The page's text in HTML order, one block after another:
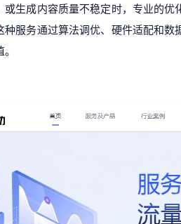
或生成内容质量不稳定时，专业的
种服务通过算法调优、硬件适配和